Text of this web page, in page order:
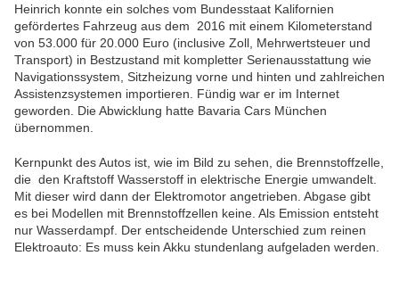
Heinrich konnte ein solches vom Bundesstaat Kalifornien
gefördertes Fahrzeug aus dem 2016 mit einem Kilometerstand
von 53.000 für 20.000 Euro (inclusive Zoll, Mehrwertsteuer und
Transport) in Bestzustand mit kompletter Serienausstattung wie
Navigationssystem, Sitzheizung vorne und hinten und zahlreichen
Assistenzsystemen importieren. Fündig war er im Internet
geworden. Die Abwicklung hatte Bavaria Cars München
übernommen.
Kernpunkt des Autos ist, wie im Bild zu sehen, die Brennstoffzelle,
die den Kraftstoff Wasserstoff in elektrische Energie umwandelt.
Mit dieser wird dann der Elektromotor angetrieben. Abgase gibt
es bei Modellen mit Brennstoffzellen keine. Als Emission entsteht
nur Wasserdampf. Der entscheidende Unterschied zum reinen
Elektroauto: Es muss kein Akku stundenlang aufgeladen werden.